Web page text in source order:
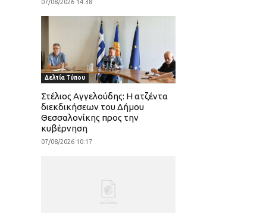
07/08/2026 14:38
Δελτία Τύπου
Στέλιος Αγγελούδης: Η ατζέντα
διεκδικήσεων του Δήμου
Θεσσαλονίκης προς την
κυβέρνηση
07/08/2026 10:17